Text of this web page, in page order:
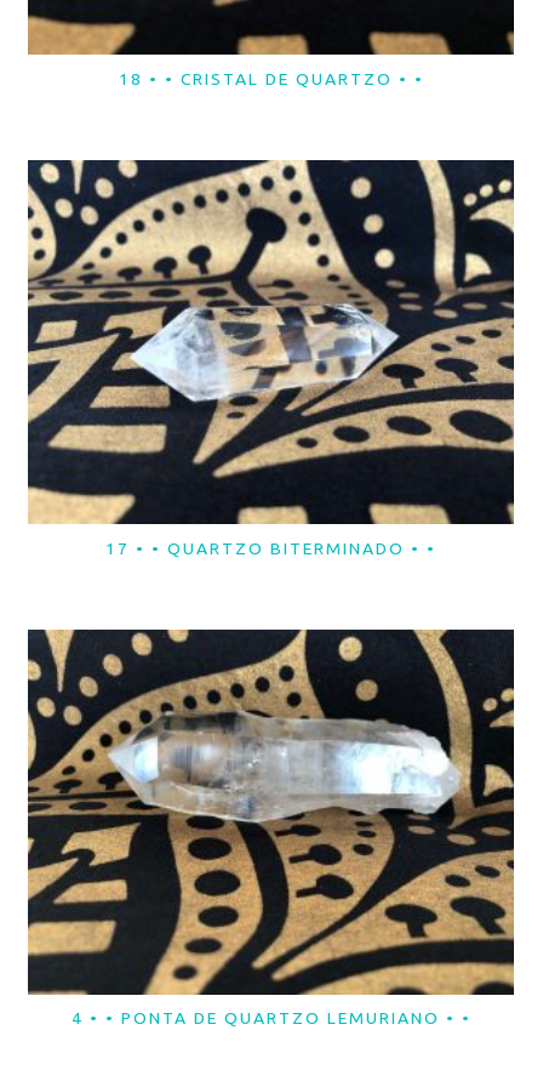
LER MAIS
18 • • CRISTAL DE QUARTZO • •
LER MAIS
17 • • QUARTZO BITERMINADO • •
LER MAIS
4 • • PONTA DE QUARTZO LEMURIANO • •